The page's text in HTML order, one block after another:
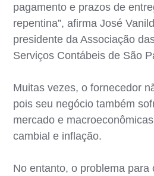
pagamento e prazos de
repentina”, afirma José
presidente da Associação
Serviços Contábeis de São
Muitas vezes, o fornecedor
pois seu negócio também
mercado e
cambial e inflação.
No entanto, o problema para